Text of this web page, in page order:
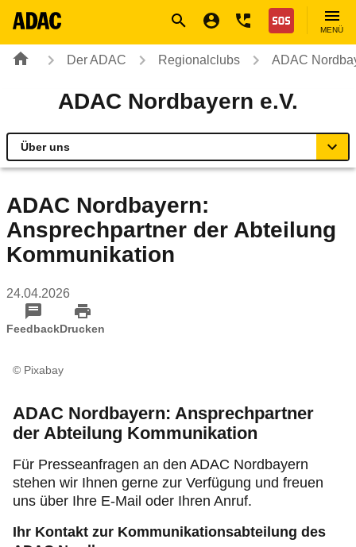
Nothilfe
MENÜ
Der ADAC Regionalclubs ADAC
ADAC Nordbayern e.V.
Über uns
Geschäftsstellen & Reisebüros
Fahrsicherheitstrainings
Produkte
ADAC Nordbayern:
Ansprechpartner der Abteilung
Kommunikation
24.04.2026
FeedbackDrucken
© Pixabay
ADAC Nordbayern: Ansprechpartner
der Abteilung Kommunikation
Für Presseanfragen an den ADAC Nordbayern
stehen wir Ihnen gerne zur Verfügung und freuen
uns über Ihre E-Mail oder Ihren Anruf.
Ihr Kontakt zur Kommunikationsabteilung des